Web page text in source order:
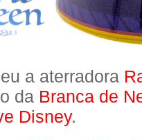
a aterradora
da Branca de
Disney.